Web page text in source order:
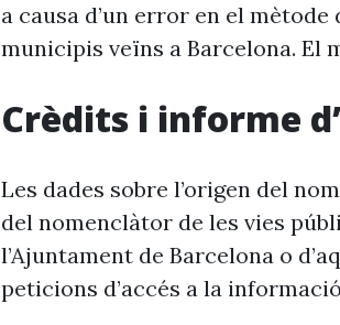
a causa d’un error en el
municipis veïns a Barcelona. El
Crèdits i informe
Les dades sobre l’origen del
del nomenclàtor de les vies
l’Ajuntament de Barcelona o
peticions d’accés a la